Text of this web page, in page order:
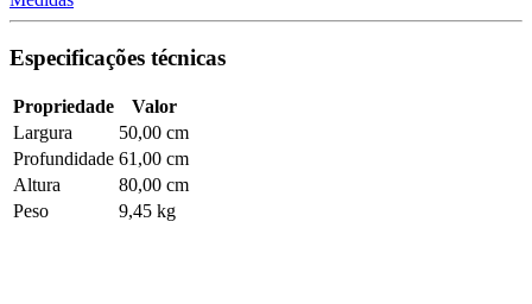
Especificações técnicas
Propriedade
Valor
Largura
50,00 cm
Profundidade 61,00 cm
Altura
80,00 cm
Peso
9,45 kg